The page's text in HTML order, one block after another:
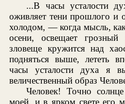
...В часы усталости
оживляет тени прошлого и
холодом, — когда мысль, как
осени, освещает
зловеще кружится над
подняться выше, лететь
часы усталости духа я
величественный образ
Человек! Точно
моей, и в ярком свете его